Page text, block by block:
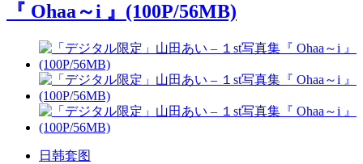
『 Ohaa～i 』(100P/56MB)
日韩套图